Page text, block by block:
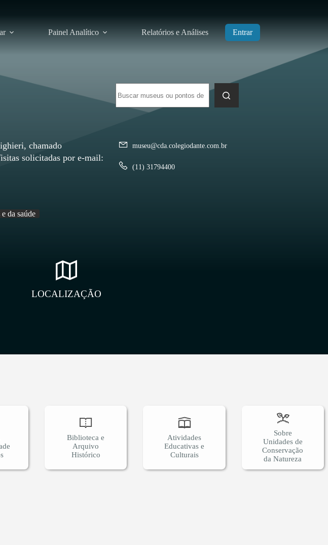
Painel Analítico Relatórios e Análises Entrar
resultados
museu@cda.colegiodante.com.br
(11) 31794400
chamado
solicitadas por e-mail:
da saúde
LOCALIZAÇÃO
Biblioteca e
Arquivo
Histórico
Atividades
Educativas e
Culturais
Sobre
Unidades de
Conservação
da Natureza